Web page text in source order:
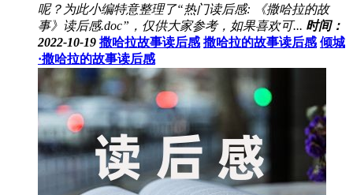
呢？为此小编特意整理了“热门读后感: 《撒哈拉的故
事》读后感.doc”，仅供大家参考，如果喜欢可... 时间：
2022-10-19 撒哈拉故事读后感 撒哈拉的故事读后感 倾城
·撒哈拉的故事读后感